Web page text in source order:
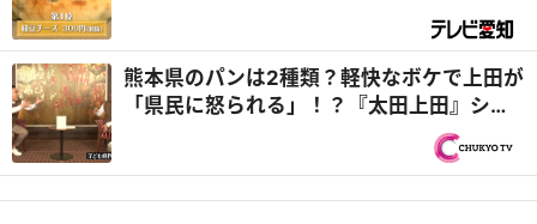
人気のパン屋さんのおすすめパンランキン
グ！ ～ パンを訪ねて三千里「boulangerie
L'Equipe de Koganei」後編
熊本県のパンは2種類？軽快なボケで上田が
「県民に怒られる」！？『太田上田』シテ